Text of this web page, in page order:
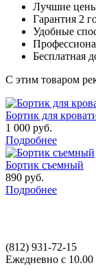
Лучшие
Гарантия 2
Удобные
Бесплатная
С этим товаром
Бортик для
1 000 руб.
Подробнее
Бортик съемный
890 руб.
Подробнее
(812) 931-72-15
Ежедневно с 10.00